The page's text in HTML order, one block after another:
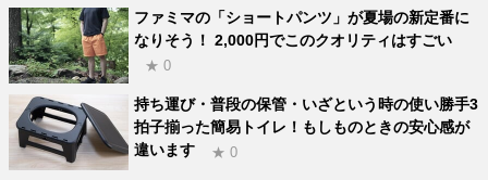
ファミマの「ショートパンツ」が夏場の新定番に
なりそう！ 2,000円でこのクオリティはすごい
★ 0
持ち運び・普段の保管・いざという時の使い勝手3
拍子揃った簡易トイレ！もしものときの安心感が
違います
★ 0